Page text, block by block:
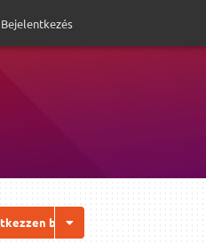
Bejelentkezés
be a válaszhoz